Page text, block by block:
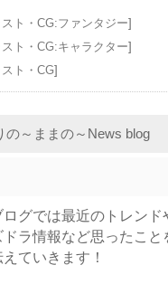
スト・CG:ファンタジー]
スト・CG:キャラクター]
ト・CG]
の～ままの～News blog
グでは最近のトレンド
ドラ情報など思ったこと
えていきます！